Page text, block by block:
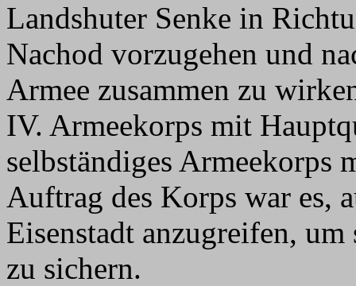
Landshuter Senke in
Nachod vorzugehen und
Armee zusammen zu
IV. Armeekorps mit
selbständiges
Auftrag des Korps war es,
Eisenstadt anzugreifen,
zu sichern.